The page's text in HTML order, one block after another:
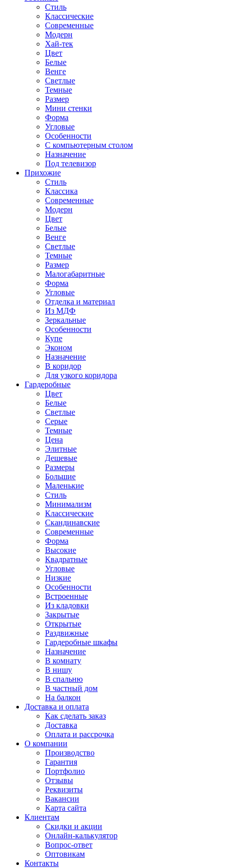
Стиль
Классические
Современные
Модерн
Хай-тек
Цвет
Белые
Венге
Светлые
Темные
Размер
Мини стенки
Форма
Угловые
Особенности
С компьютерным столом
Назначение
Под телевизор
Прихожие
Стиль
Классика
Современные
Модерн
Цвет
Белые
Венге
Светлые
Темные
Размер
Малогабаритные
Форма
Угловые
Отделка и материал
Из МДФ
Зеркальные
Особенности
Купе
Эконом
Назначение
В коридор
Для узкого коридора
Гардеробные
Цвет
Белые
Светлые
Серые
Темные
Цена
Элитные
Дешевые
Размеры
Большие
Маленькие
Стиль
Минимализм
Классические
Скандинавские
Современные
Форма
Высокие
Квадратные
Угловые
Низкие
Особенности
Встроенные
Из кладовки
Закрытые
Открытые
Раздвижные
Гардеробные шкафы
Назначение
В комнату
В нишу
В спальню
В частный дом
На балкон
Доставка и оплата
Как сделать заказ
Доставка
Оплата и рассрочка
О компании
Производство
Гарантия
Портфолио
Отзывы
Реквизиты
Вакансии
Карта сайта
Клиентам
Скидки и акции
Онлайн-калькулятор
Вопрос-ответ
Оптовикам
Контакты